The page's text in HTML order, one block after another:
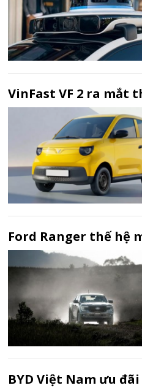
VinFast VF 2 ra mắt
Ford Ranger thế hệ
BYD Việt Nam ưu